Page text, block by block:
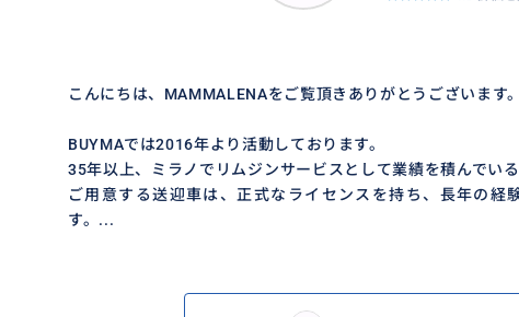
こんにちは、MAMMALENAをご覧頂きありがとうございます
BUYMAでは2016年より活動しております。
35年以上、ミラノでリムジンサービスとして業績を積んでい
ご用意する送迎車は、正式なライセンスを持ち、長年の経
す。...